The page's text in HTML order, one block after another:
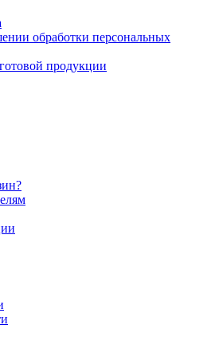
обработки персональных
продукции